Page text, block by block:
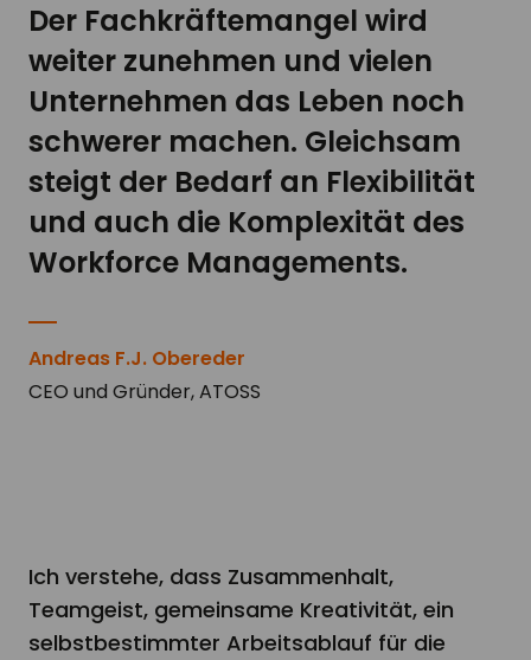
Der Fachkräftemangel wird
weiter zunehmen und vielen
Unternehmen das Leben noch
schwerer machen. Gleichsam
steigt der Bedarf an Flexibilität
und auch die Komplexität des
Workforce Managements.
Andreas F.J. Obereder
CEO und Gründer, ATOSS
Ich verstehe, dass Zusammenhalt,
Teamgeist, gemeinsame Kreativität, ein
selbstbestimmter Arbeitsablauf für die